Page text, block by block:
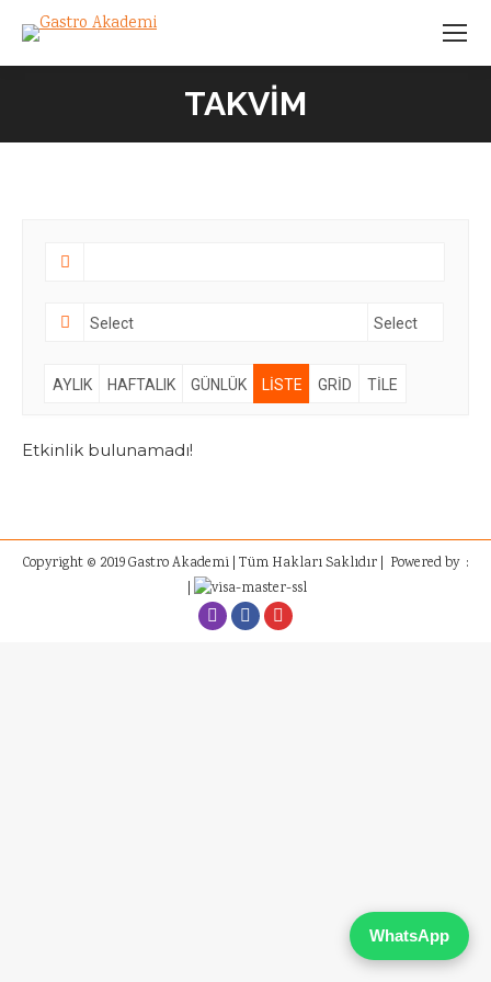
TAKVİM
AYLIK HAFTALIK GÜNLÜK LISTE GRID TILE
Etkinlik bulunamadı!
Copyright © 2019 Gastro Akademi | Tüm Hakları Saklıdır | Powered by :
İnstagram
FacebookYoutube
WhatsApp